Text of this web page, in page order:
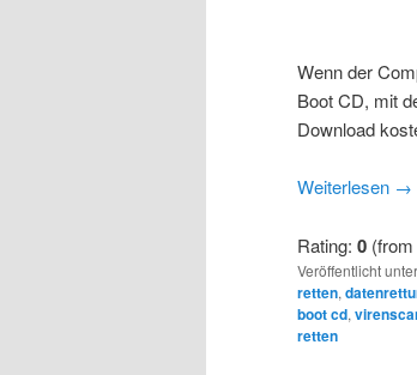
Wenn der
Boot CD, mit
Download
Weiterlesen →
Rating: 0
Veröffentlicht unter
retten,
boot cd,
retten